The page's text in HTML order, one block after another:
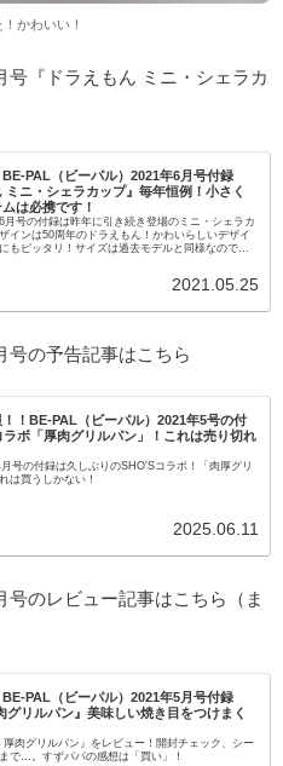
かわいい！
号『ドラえもん ミニ・シェラカ
BE-PAL（ビーパル）2021年6月号付録
ミニ・シェラカップ』毎年恒例！小さく
は必携です！
月号の付録は昨年に引き続き登場のミニ・シェラカ
インは50周年のドラえもん！かわいらしいデザイ
もピッタリ！サイズは過去モデルと同様なのでス
2021.05.25
号の予告記事はこちら
！！BE-PAL（ビーパル）2021年5号の付
ラボ「厚肉グリルパン」！これは売り切れ
号の付録は久しぶりのSHO'Sコラボ！「肉厚グリ
は買うしかない！
2025.06.11
号のレビュー記事はこちら（ま
BE-PAL（ビーパル）2021年5月号付録
グリルパン』美味しい焼き目をつけまく
厚肉グリルパン』をレビュー！開封チェック、シー
で…。すずパパの感想は「買い」！